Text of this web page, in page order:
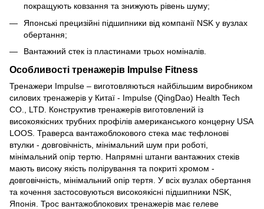
покращують ковзання та знижують рівень шуму;
Японські прецизійні підшипники від компанії NSK у вузлах
обертання;
Вантажний стек із пластинами трьох номіналів.
Особливості тренажерів Impulse Fitness
Тренажери Impulse – виготовляються найбільшим виробником
силових тренажерів у Китаї - Impulse (QingDao) Health Tech
CO., LTD. Конструктив тренажерів виготовлений із
високоякісних трубних профілів американського концерну USA
LOOS. Траверса вантажоблокового стека має тефлонові
втулки - довговічність, мінімальний шум при роботі,
мінімальний опір тертю. Напрямні штанги вантажних стеків
мають високу якість полірування та покриті хромом -
довговічність, мінімальний опір тертя. У всіх вузлах обертання
та кочення застосовуються високоякісні підшипники NSK,
Японія. Трос вантажоблокових тренажерів має гелеве